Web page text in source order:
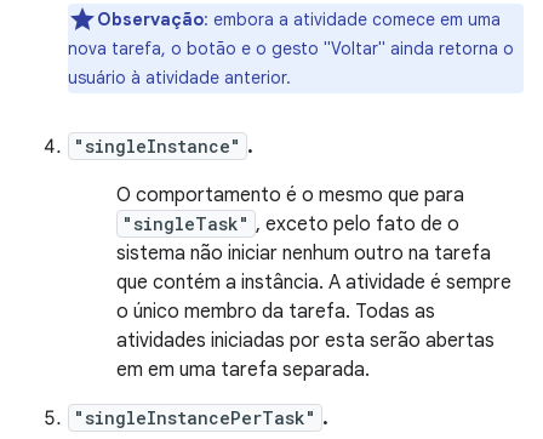
Observação: embora a atividade comece em uma
nova tarefa, o botão e o gesto "Voltar" ainda retorna o
usuário à atividade anterior.
"singleInstance" .
O comportamento é o mesmo que para
"singleTask" , exceto pelo fato de o
sistema não iniciar nenhum outro na tarefa
que contém a instância. A atividade é sempre
o único membro da tarefa. Todas as
atividades iniciadas por esta serão abertas
em em uma tarefa separada.
"singleInstancePerTask" .